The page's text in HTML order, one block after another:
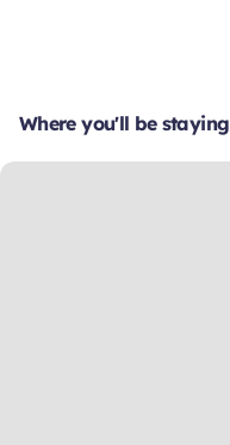
Where you'll be staying